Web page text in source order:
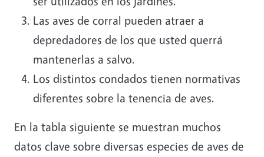
Las aves de corral pueden atraer a
depredadores de los que usted querrá
mantenerlas a salvo.
Los distintos condados tienen normativas
diferentes sobre la tenencia de aves.
En la tabla siguiente se muestran muchos
datos clave sobre diversas especies de aves de